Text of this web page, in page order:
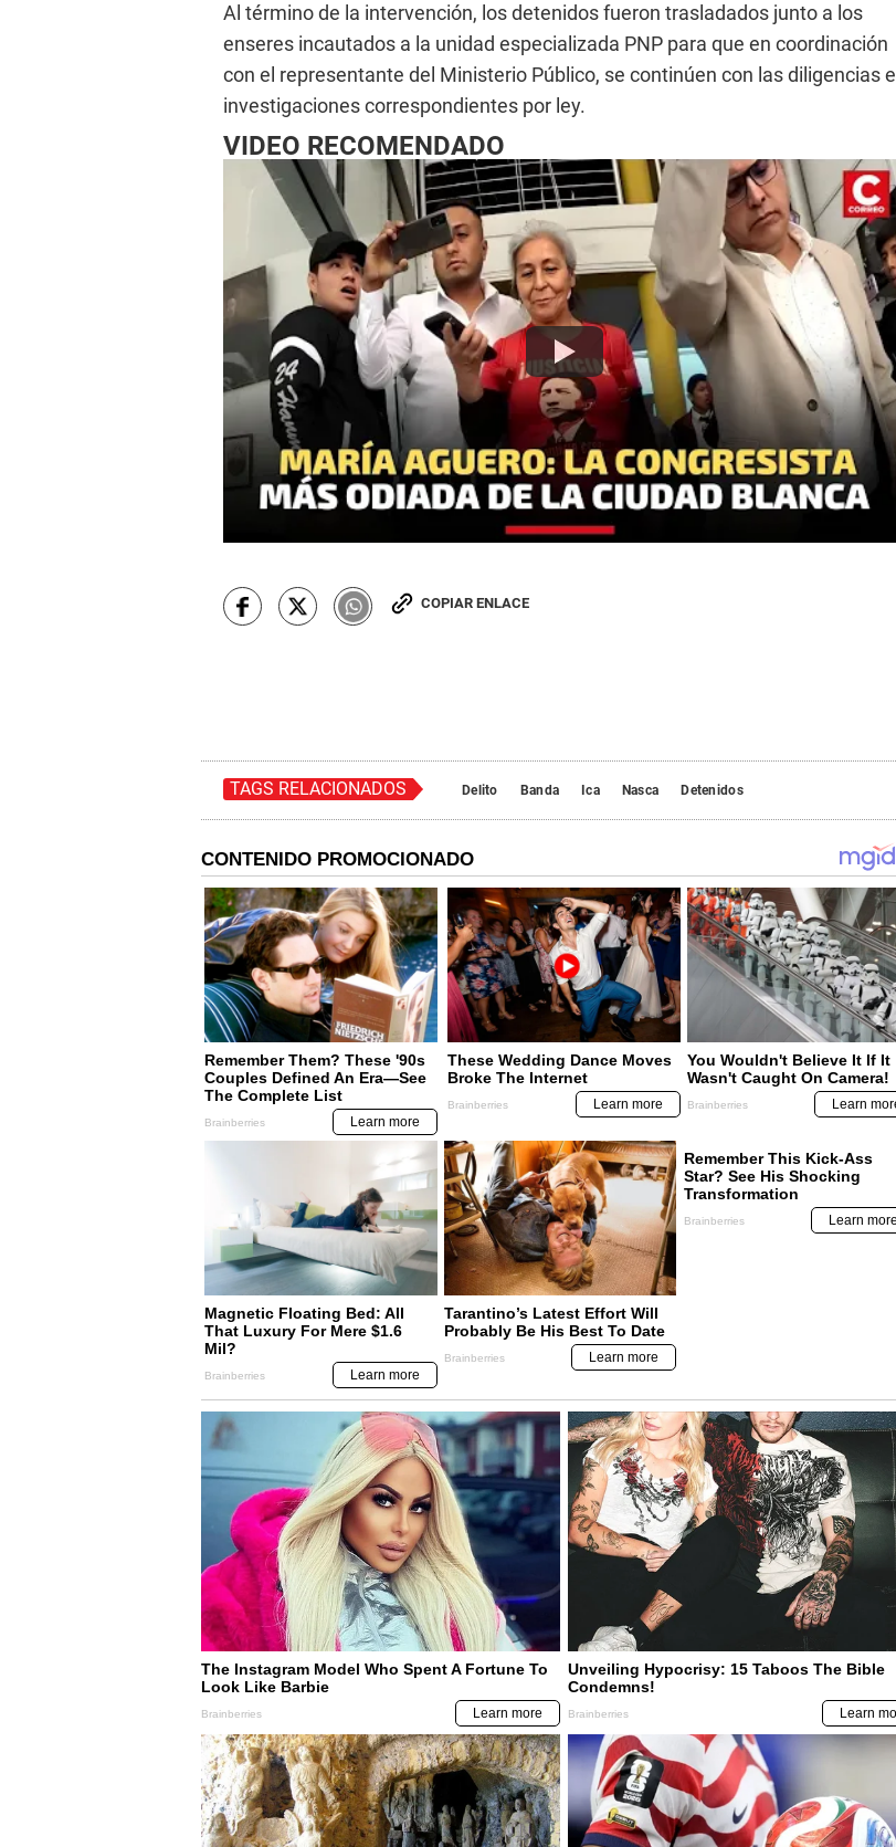
Al término de la intervención, los detenidos fueron trasladados junto a los
enseres incautados a la unidad especializada PNP para que en coordinación
con el representante del Ministerio Público, se continúen con las diligencias e
investigaciones correspondientes por ley.
VIDEO RECOMENDADO
COPIAR ENLACE
TAGS RELACIONADOS Delito Banda Ica Nasca Detenidos